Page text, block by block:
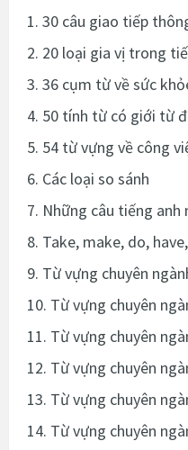
1. 30 câu giao tiếp
2. 20 loại gia vị trong
3. 36 cụm từ về sức
4. 50 tính từ có giới từ
5. 54 từ vựng về công
6. Các loại so sánh
7. Những câu tiếng anh
8. Take, make, do,
9. Từ vựng chuyên
10. Từ vựng chuyên
11. Từ vựng chuyên
12. Từ vựng chuyên
13. Từ vựng chuyên
14. Từ vựng chuyên